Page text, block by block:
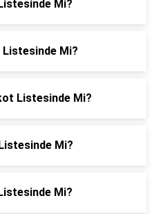
Mi?
Listesinde Mi?
Listesinde Mi?
Mi?
Mi?